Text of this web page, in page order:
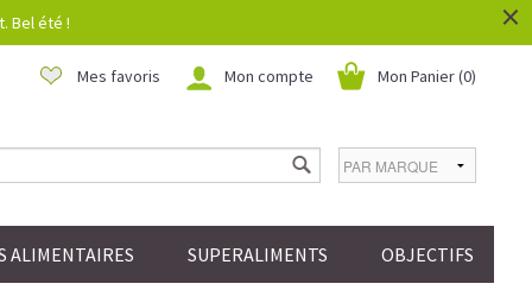
Bel été ! ×
Mon Panier (0)
Mon compte
Mes favoris
ALIMENTAIRES SUPERALIMENTS OBJECTIFS